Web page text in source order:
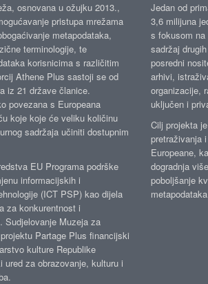
osnovana u ožujku 2013.,
pristupa mrežama
metapodataka,
terminologije, te
korisnicima s različitim
Athene Plus sastoji se od
iz 21 države članice.
povezana s Europeana
koje koje će veliku količinu
sadržaja učiniti dostupnim
EU Programa podrške
informacijskih i
(ICT PSP) kao dijela
za konkurentnost i
Sudjelovanje Muzeja za
Partage Plus financijski
kulture Republike
ured za obrazovanje, kulturu i
Jedan od
3,6 milijuna
s fokusom
sadržaj
posredni
arhivi,
organizacije,
uključen i
Cilj projekta
pretraživanja
Europeane,
dogradnja
poboljšanje